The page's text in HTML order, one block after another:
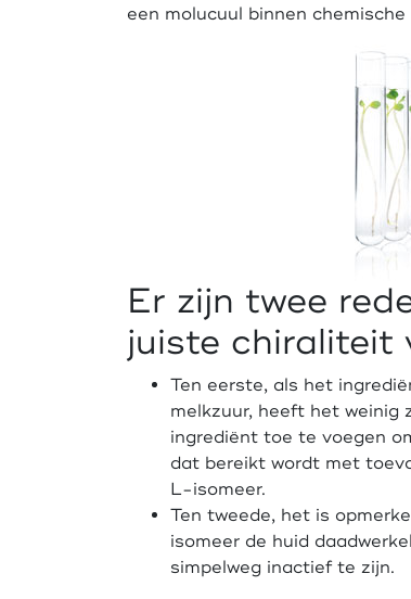
een molucuul binnen
Er zijn twee
juiste chiraliteit
Ten eerste, als het
melkzuur, heeft het weinig
ingrediënt toe te voegen
dat bereikt wordt met
L-isomeer.
Ten tweede, het is
isomeer de huid
simpelweg inactief te zijn.